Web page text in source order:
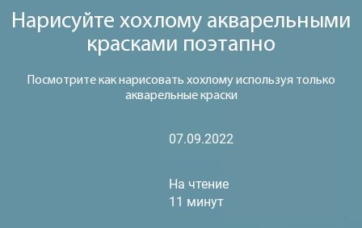
Нарисуйте хохлому акварельными
красками поэтапно
Посмотрите как нарисовать хохлому используя только
акварельные краски
07.09.2022
На чтение
11 минут